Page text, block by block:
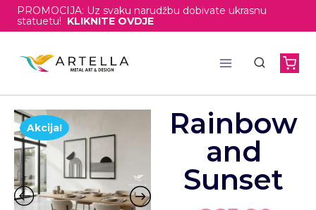
PROMOCIJA: Uz svaku narudžbu dobivate ukrasnu
statuetu! KLIKNITE OVDJE
Akcija!
Rainbow
and
Sunset